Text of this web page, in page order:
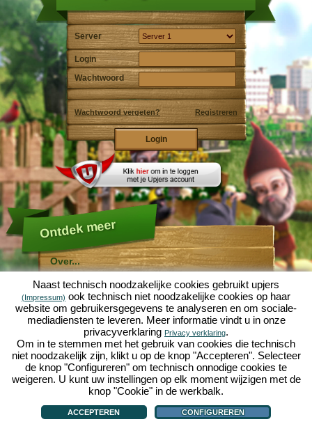
Server
Login
Wachtwoord
Wachtwoord vergeten? Registreren
Ontdek meer
Over...
Molehill Empire ...
... is een leuke economische simulatie, die draait om
een microcosmos tuin. Als gratis browersspel speelt
het af in je webbowers, zonder extra downloads of
software!
Met de hulp van een ijverige tuinkabouter, kun je zelf je
eigen tuin van Eden namaken. Sla, wortelen, aardbeien,
spinazie of uien - Je mag zelf beslissen welke planten je
wilt kweken. Bezoek de vriendelijke stedenTuinzicht en
Bloesemdorpom te handelen met andere spelers, het
kopen van nieuwe planten en decoraties om je tuin op
te fleuren, lever aan je klanten en zorg er voor dat je
goede vrienden wordt met je buren... anders wordt je
wakker en is je tuin omgeploegd door een leger mollen!
Forum|Hulp|Contact/Voorwaarden/Privacy|upjers GmbH|Cookies beheren
Naast technisch noodzakelijke cookies gebruikt upjers
(Impressum) ook technisch niet noodzakelijke cookies op haar
website om gebruikersgegevens te analyseren en om sociale-
mediadiensten te leveren. Meer informatie vindt u in onze
privacyverklaring Privacy verklaring.
Om in te stemmen met het gebruik van cookies die technisch
niet noodzakelijk zijn, klikt u op de knop "Accepteren". Selecteer
de knop "Configureren" om technisch onnodige cookies te
weigeren. U kunt uw instellingen op elk moment wijzigen met de
knop "Cookie" in de werkbalk.
ACCEPTEREN CONFIGUREREN